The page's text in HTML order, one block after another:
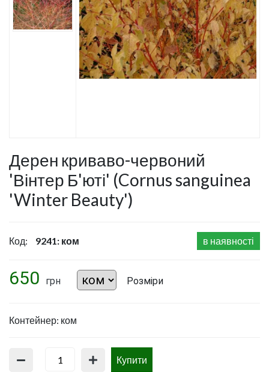
Дерен криваво-червоний
'Вінтер Б'юті' (Cornus sanguinea
'Winter Beauty')
Код: 9241: ком в наявності
650 грн Розміри
Контейнер: ком
Купити